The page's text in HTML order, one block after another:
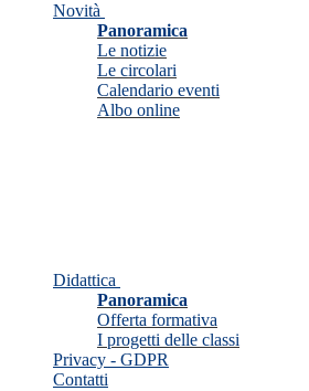
Novità
Panoramica
Le notizie
Le circolari
Calendario eventi
Albo online
Didattica
Panoramica
Offerta formativa
I progetti delle classi
Privacy - GDPR
Contatti